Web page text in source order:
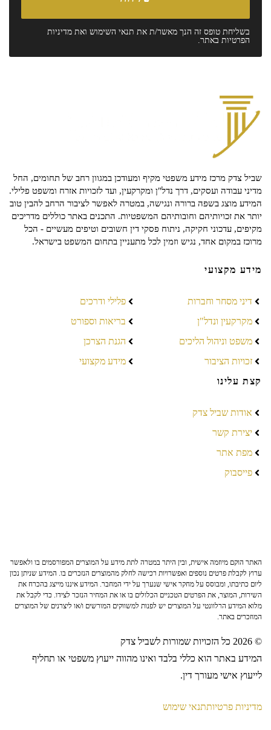
בשליחת טופס זה הנך מאשר/ת את תנאי השימוש ואת מדיניות
הפרטיות באתר.
שביל צדק מרכז מידע משפטי מקיף ומעודכן במגוון רחב של תחומים, החל
מדיני עבודה ועסקים, דרך נדל"ן ומקרקעין, ועד לזכויות אזרח ומשפט פלילי.
המידע מוצג בשפה ברורה ונגישה, במטרה לאפשר לציבור הרחב להבין טוב
יותר את זכויותיהם וחובותיהם המשפטיות. התכנים באתר כוללים מדריכים
מקיפים, עדכוני חקיקה, ניתוח פסקי דין חשובים וטיפים מעשיים - הכל
מרוכז במקום אחד, נגיש וזמין לכל מתעניין בתחום המשפט בישראל.
מידע מקצועי
דיני מסחר וחברות
מקרקעין ונדל"ן
משפט וניהול הליכים
זכויות הציבור
פלילי ודרכים
בריאות וספורט
הגנת הצרכן
מידע מקצועי
קצת עלינו
אודות שביל צדק
יצירת קשר
מפת אתר
פייסבוק
האתר הוקם מיוזמה אישית, ובין היתר במטרה לתת מידע על המוצרים המפורסמים בו ולאפשר
ערוץ לקבלת פרטים נוספים ואפשרויות רכישה לחלק מהמוצרים הנזכרים בו. המידע שניתן נכון
ליום כתיבתו, ומבוסס על מחקר אישי שנערך על ידי המחבר. המידע איננו מייצג בהכרח את
השירות, המוצר, את הפרטים הטכניים הכלולים בו או את המחיר הנזכר לצידו. כדי לקבל את
מלוא המידע הרלוונטי על המוצרים יש לפנות למשווקים המורשים ו/או ליצרנים של המוצרים
המוזכרים באתר.
© 2026 כל הזכויות שמורות לשביל צדק
המידע באתר הוא כללי בלבד ואינו מהווה ייעוץ משפטי או תחליף
לייעוץ אישי מעורך דין.
מדיניות פרטיותתנאי שימוש